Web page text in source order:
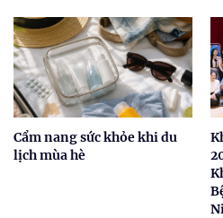
Cẩm nang sức khỏe khi du
lịch mùa hè